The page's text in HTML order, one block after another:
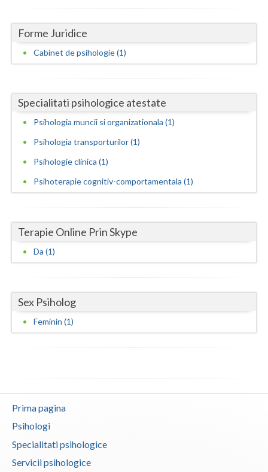
Mehedinti
Neamt
Prahova
Salaj
Sibiu
Suceava
Timis
Forme Juridice
Cabinet de psihologie (1)
Specialitati psihologice atestate
Psihologia muncii si organizationala (1)
Psihologia transporturilor (1)
Psihologie clinica (1)
Psihoterapie cognitiv-comportamentala (1)
Terapie Online Prin Skype
Da (1)
Sex Psiholog
Feminin (1)
Prima pagina
Psihologi
Specialitati psihologice
Servicii psihologice